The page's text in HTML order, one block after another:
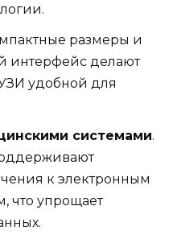
размеры и
интерфейс делают
удобной для
системами.
к электронным
что упрощает